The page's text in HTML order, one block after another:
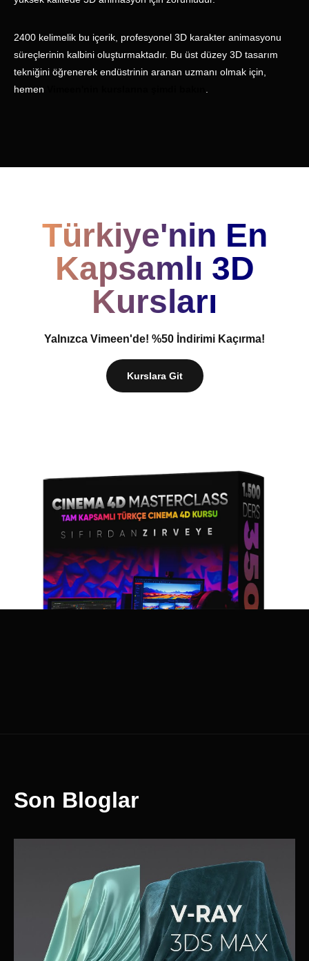
2400 kelimelik bu içerik, profesyonel 3D karakter animasyonu
süreçlerinin kalbini oluşturmaktadır. Bu üst düzey 3D tasarım
tekniğini öğrenerek endüstrinin aranan uzmanı olmak için,
hemen
Türkiye'nin En
Kapsamlı 3D
Kursları
Yalnızca Vimeen'de! %50 İndirimi Kaçırma!
Kurslara Git
Son Bloglar